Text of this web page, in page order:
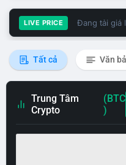
LIVE PRICE Đang tải giá
Tất cả Văn
Trung Tâm
Crypto
(BTC
)